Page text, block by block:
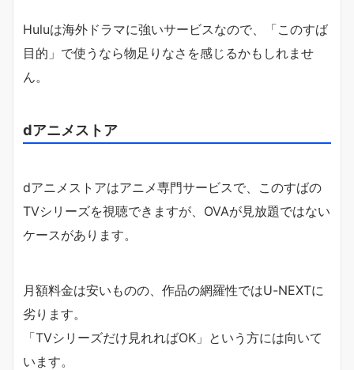
Huluは海外ドラマに強いサービスなので、「このすば
目的」で使うなら物足りなさを感じるかもしれませ
ん。
dアニメストア
dアニメストアはアニメ専門サービスで、このすばの
TVシリーズを視聴できますが、OVAが見放題ではない
ケースがあります。
月額料金は安いものの、作品の網羅性ではU-NEXTに
劣ります。
「TVシリーズだけ見れればOK」という方には向いて
います。